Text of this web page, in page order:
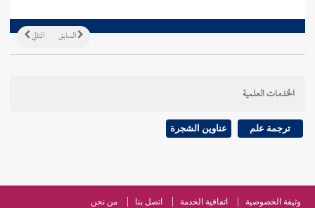
التالي السابق
الخدمات العلمية
ترجمة علم عناوين الشجرة
وثيقة الخصوصية اتفاقية الخدمة اتصل بنا من نحن